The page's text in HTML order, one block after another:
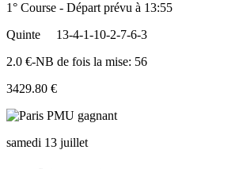
1° Course - Départ prévu à 13:55
Quinte
13-4-1-10-2-7-6-3
2.0 €-NB de fois la mise: 56
3429.80 €
samedi 13 juillet